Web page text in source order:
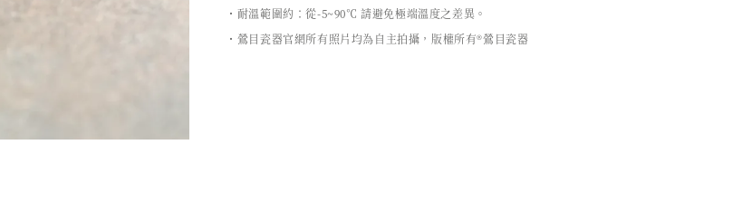
・耐溫範圍約：從-5~90℃ 請避免極端溫度之差異。
・鶯目瓷器官網所有照片均為自主拍攝，版權所有®鶯目瓷器